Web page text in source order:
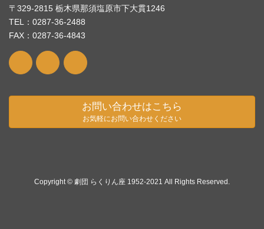
〒329-2815 栃木県那須塩原市下大貫1246
TEL：0287-36-2488
FAX：0287-36-4843
お問い合わせはこちら
お気軽にお問い合わせください
Copyright © 劇団 らくりん座 1952-2021 All Rights Reserved.